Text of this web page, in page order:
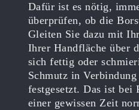
Dafür ist es nötig,
überprüfen, ob die
Gleiten Sie dazu mit
Ihrer Handfläche über
sich fettig oder
Schmutz in
festgesetzt. Das ist bei
einer gewissen Zeit